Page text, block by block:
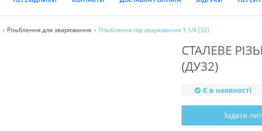
Різьблення для зварювання Різьблення під зварювання 1,1/4 (32)
СТАЛЕВЕ
(ДУ32)
Є в наявності
Задати